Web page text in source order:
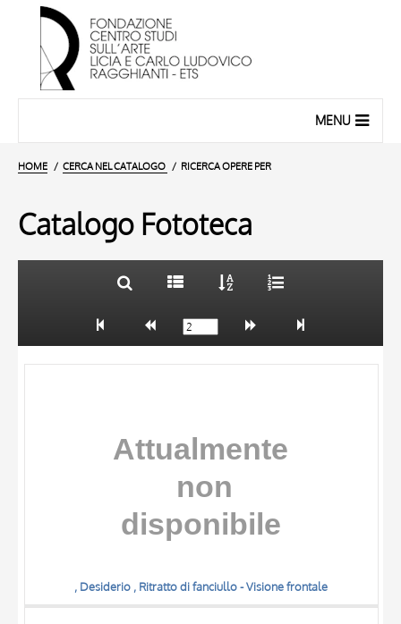
MENU
HOME CERCA NEL CATALOGO RICERCA OPERE PER
Catalogo Fototeca
AUTORE
, Desiderio , Ritratto di fanciullo - Visione frontale